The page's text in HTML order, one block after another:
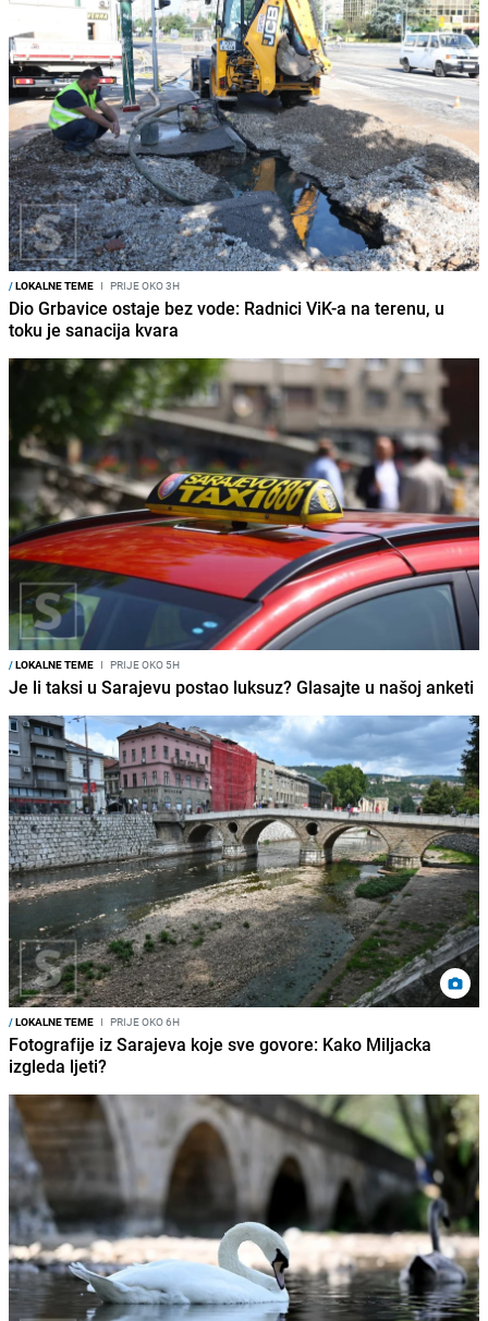
/LOKALNE TEME I PRIJE OKO 3H
Dio Grbavice ostaje bez vode: Radnici ViK-a na terenu, u
toku je sanacija kvara
/LOKALNE TEME I PRIJE OKO 5H
Je li taksi u Sarajevu postao luksuz? Glasajte u našoj anketi
/LOKALNE TEME I PRIJE OKO 6H
Fotografije iz Sarajeva koje sve govore: Kako Miljacka
izgleda ljeti?